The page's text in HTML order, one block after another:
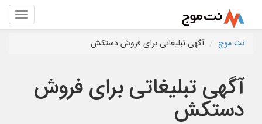
نت موج آگهی تبلیغاتی برای فروش دستکش
آگهی تبلیغاتی برای فروش
دستکش